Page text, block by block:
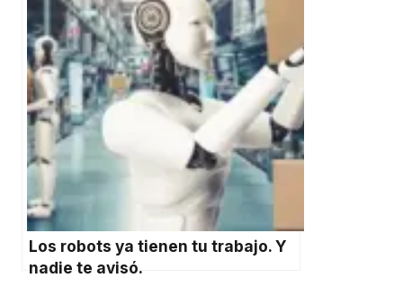
Los robots ya tienen tu trabajo. Y
nadie te avisó.